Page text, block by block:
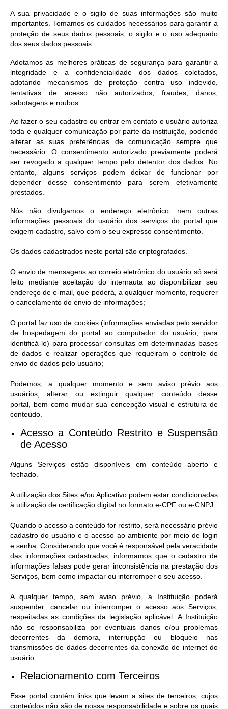
A sua privacidade e o sigilo de suas informações são muito
importantes. Tomamos os cuidados necessários para garantir a
proteção de seus dados pessoais, o sigilo e o uso adequado
dos seus dados pessoais.
Adotamos as melhores práticas de segurança para garantir a
integridade e a confidencialidade dos dados coletados,
adotando mecanismos de proteção contra uso indevido,
tentativas de acesso não autorizados, fraudes, danos,
sabotagens e roubos.
Ao fazer o seu cadastro ou entrar em contato o usuário autoriza
toda e qualquer comunicação por parte da instituição, podendo
alterar as suas preferências de comunicação sempre que
necessário. O consentimento autorizado previamente poderá
ser revogado a qualquer tempo pelo detentor dos dados. No
entanto, alguns serviços podem deixar de funcionar por
depender desse consentimento para serem efetivamente
prestados.
Nós não divulgamos o endereço eletrônico, nem outras
informações pessoais do usuário dos serviços do portal que
exigem cadastro, salvo com o seu expresso consentimento.
Os dados cadastrados neste portal são criptografados.
O envio de mensagens ao correio eletrônico do usuário só será
feito mediante aceitação do internauta ao disponibilizar seu
endereço de e-mail, que poderá, a qualquer momento, requerer
o cancelamento do envio de informações;
O portal faz uso de cookies (informações enviadas pelo servidor
de hospedagem do portal ao computador do usuário, para
identificá-lo) para processar consultas em determinadas bases
de dados e realizar operações que requeiram o controle de
envio de dados pelo usuário;
Podemos, a qualquer momento e sem aviso prévio aos
usuários, alterar ou extinguir qualquer conteúdo desse
portal, bem como mudar sua concepção visual e estrutura de
conteúdo.
Acesso a Conteúdo Restrito e Suspensão
de Acesso​
Alguns Serviços estão disponíveis em conteúdo aberto e
fechado.
A utilização dos Sites e/ou Aplicativo podem estar condicionadas
à utilização de certificação digital no formato e-CPF ou e-CNPJ.
Quando o acesso a conteúdo for restrito, será necessário prévio
cadastro do usuário e o acesso ao ambiente por meio de login
e senha. Considerando que você é responsável pela veracidade
das informações cadastradas, informamos que o cadastro de
informações falsas pode gerar inconsistência na prestação dos
Serviços, bem como impactar ou interromper o seu acesso.
A qualquer tempo, sem aviso prévio, a Instituição poderá
suspender, cancelar ou interromper o acesso aos Serviços,
respeitadas as condições da legislação aplicável. A Instituição
não se responsabiliza por eventuais danos e/ou problemas
decorrentes da demora, interrupção ou bloqueio nas
transmissões de dados decorrentes da conexão de internet do
usuário.
Relacionamento com Terceiros
Esse portal contém links que levam a sites de terceiros, cujos
conteúdos não são de nossa responsabilidade e sobre os quais